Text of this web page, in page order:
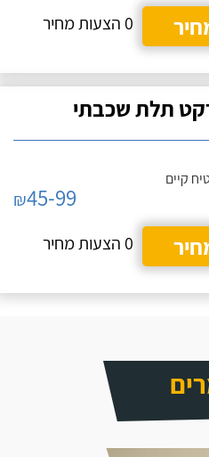
0 הצעות מחיר
תלת שכבתי
קיים
₪45-99
0 הצעות מחיר